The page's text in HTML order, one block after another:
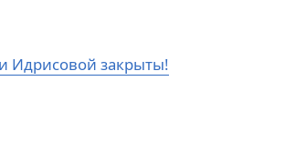
Идрисовой закрыты!